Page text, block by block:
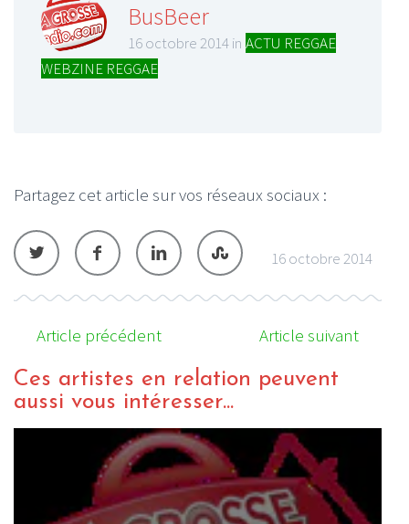
BusBeer
16 octobre 2014 in ACTU REGGAE
WEBZINE REGGAE
Partagez cet article sur vos réseaux sociaux :
16 octobre 2014
Article précédent Article suivant
Ces artistes en relation peuvent
aussi vous intéresser...